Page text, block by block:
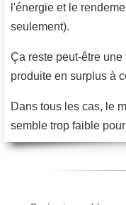
l'énergie et le
seulement).
Ça reste peut-être
produite en surplus à
Dans tous les cas, le
semble trop faible